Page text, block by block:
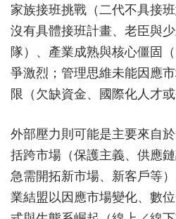
家族接班挑戰（二代不具接
沒有具體接班計畫、老臣與
隊）、產業成熟與核心僵固
爭激烈；管理思維未能因應
限（欠缺資金、國際化人才或
外部壓力則可能是主要來自
括跨市場（保護主義、供應
急需開拓新市場、新客戶等
業結盟以因應市場變化、數